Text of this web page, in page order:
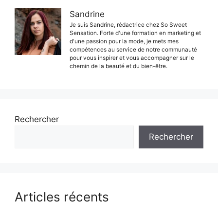
Sandrine
Je suis Sandrine, rédactrice chez So Sweet
Sensation. Forte d'une formation en marketing et
d'une passion pour la mode, je mets mes
compétences au service de notre communauté
pour vous inspirer et vous accompagner sur le
chemin de la beauté et du bien-être.
Rechercher
Rechercher
Articles récents